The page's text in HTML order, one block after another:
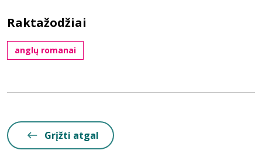
Raktažodžiai
anglų romanai
Grįžti atgal